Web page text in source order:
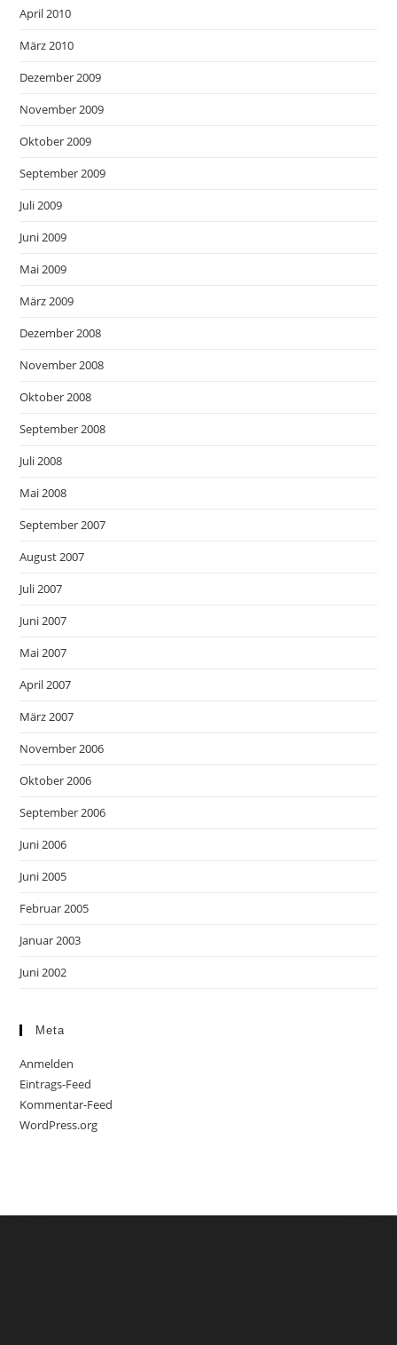
April 2010
März 2010
Dezember 2009
November 2009
Oktober 2009
September 2009
Juli 2009
Juni 2009
Mai 2009
März 2009
Dezember 2008
November 2008
Oktober 2008
September 2008
Juli 2008
Mai 2008
September 2007
August 2007
Juli 2007
Juni 2007
Mai 2007
April 2007
März 2007
November 2006
Oktober 2006
September 2006
Juni 2006
Juni 2005
Februar 2005
Januar 2003
Juni 2002
Meta
Anmelden
Eintrags-Feed
Kommentar-Feed
WordPress.org